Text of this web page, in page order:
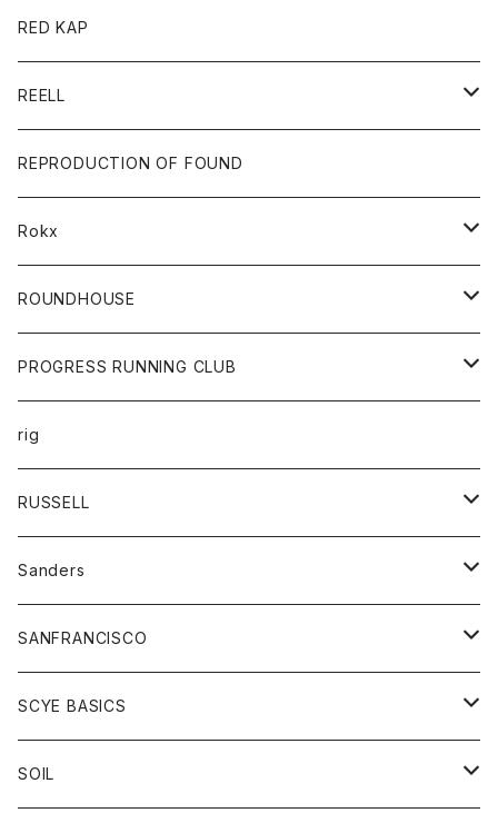
ロングスリーブＴシャツ
ジャケット
バッグ
キッズ
Tシャツ
帽子
グッズ
靴
バック
トップス
カットソー
カーディガン
ニット
ベスト
ボトムス
ショートパンツ
パンツ
レディース
カットソー
コート
ボトム
ワンピース
カードホルダー
キーホルダー
財布
バック
RED KAP
REELL
パンツ
ショートパンツ
REPRODUCTION OF FOUND
Rokx
ボトム
ROUNDHOUSE
エプロン
キッズ
オーバーオール
ボトム
ペインターパンツ
PROGRESS RUNNING CLUB
トップス
Tシャツ
グッズ
帽子
rig
RUSSELL
アウター
コート
パーカー
スカート
Tシャツ
トップス
Sanders
グッズ
靴
SANFRANCISCO
アウター
カーディガン
グッズ
SCYE BASICS
ボトム
SOIL